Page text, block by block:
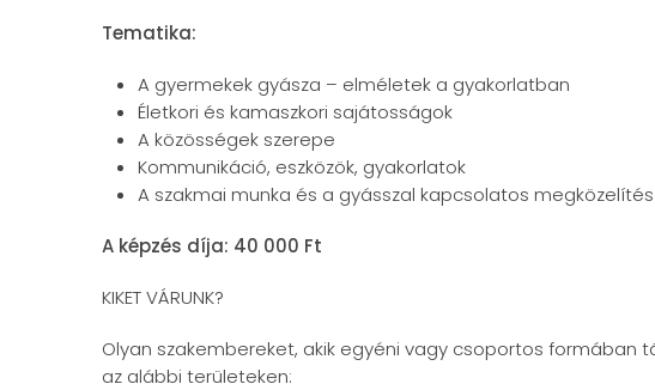
Tematika:
A gyermekek gyásza – elméletek a gyakorlatban
Életkori és kamaszkori sajátosságok
A közösségek szerepe
Kommunikáció, eszközök, gyakorlatok
A szakmai munka és a gyásszal kapcsolatos
A képzés díja: 40 000 Ft
KIKET VÁRUNK?
Olyan szakembereket, akik egyéni vagy csoportos
az alábbi területeken: